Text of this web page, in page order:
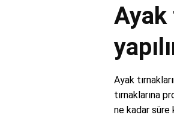
Ayak
Ayak
tırnaklarına
ne kadar süre